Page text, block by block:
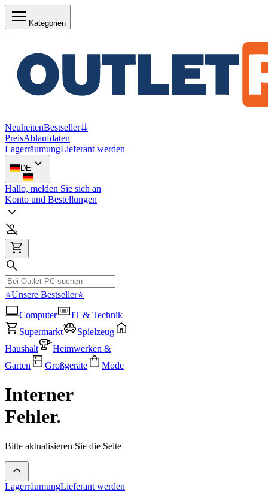
Kategorien
NeuheitenBestseller⇊
PreisAblaufdaten
LagerräumungLieferant werden
DE
Hallo, melden Sie sich an
Konto und Bestellungen
⭐Unsere Bestseller⭐
Computer
IT & Technik
Supermarkt
Spielzeug
Haushalt
Heimwerken &
Garten
Großgeräte Mode
Interner
Fehler.
Bitte aktualisieren Sie die Seite
LagerräumungLieferant werden